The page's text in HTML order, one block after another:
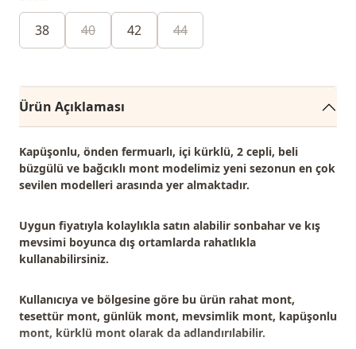
38 40 42 44
Ürün Açıklaması
Kapüşonlu, önden fermuarlı, içi kürklü, 2 cepli, beli
büzgülü ve bağcıklı mont modelimiz yeni sezonun en çok
sevilen modelleri arasında yer almaktadır.
Uygun fiyatıyla kolaylıkla satın alabilir sonbahar ve kış
mevsimi boyunca dış ortamlarda rahatlıkla
kullanabilirsiniz.
Kullanıcıya ve bölgesine göre bu ürün rahat mont,
tesettür mont, günlük mont, mevsimlik mont, kapüşonlu
mont, kürklü mont olarak da adlandırılabilir.